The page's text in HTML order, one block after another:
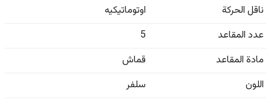
ناقل الحركة
اوتوماتيكيه
عدد المقاعد
5
مادة المقاعد
قماش
اللون
سلفر